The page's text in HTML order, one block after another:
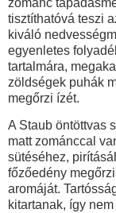
zománc
tisztíthatóvá teszi
kiváló
egyenletes
tartalmára,
zöldségek puhák
megőrzi ízét.
A Staub öntöttvas
matt zománccal
sütéséhez,
főzőedény
aromáját.
kitartanak, így